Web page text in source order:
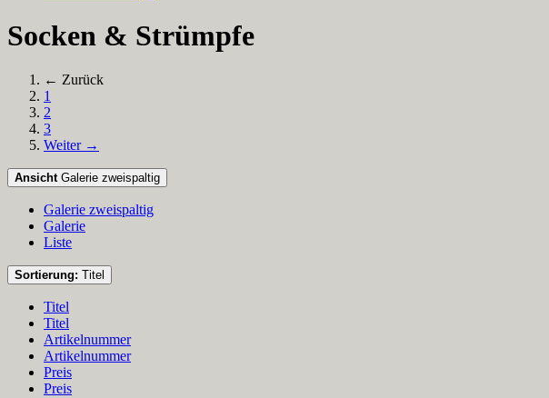
Socken & Strümpfe
← Zurück
1
2
3
Weiter →
AnsichtGalerie zweispaltig
Galerie zweispaltig
Galerie
Liste
Sortierung: Titel
Titel
Titel
Artikelnummer
Artikelnummer
Preis
Preis